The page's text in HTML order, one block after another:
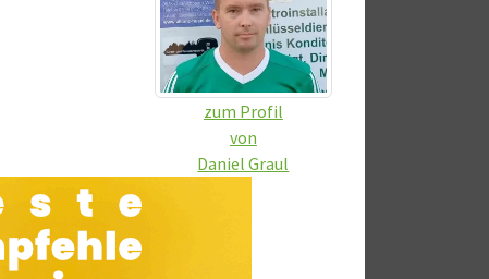
zum Profil
von
Daniel Graul